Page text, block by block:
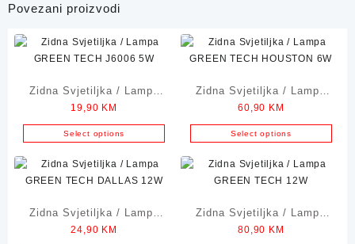
Povezani proizvodi
Zidna Svjetiljka / Lampa
GREEN TECH J6006 3W
19,90 KM
Select options
Zidna Svjetiljka / Lampa
GREEN TECH HOUSTON
6W
60,90 KM
Select options
Zidna Svjetiljka / Lampa
GREEN TECH DALLAS
24,90 KM
Zidna Svjetiljka / Lampa
GREEN TECH 12W
80,90 KM